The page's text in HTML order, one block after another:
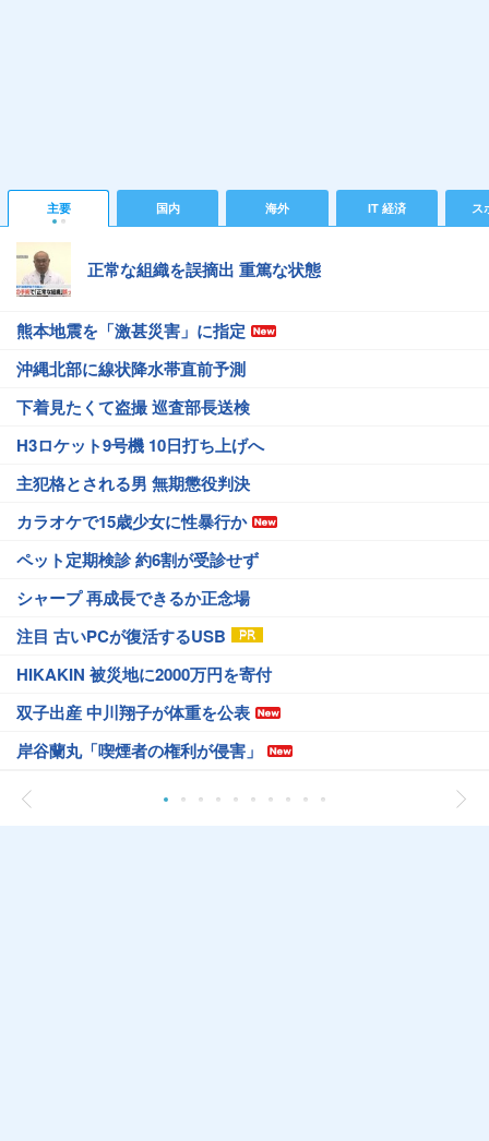
主要 国内 海外 IT 経済 ス
正常な組織を誤摘出 重篤な状態
熊本地震を「激甚災害」に指定
沖縄北部に線状降水帯直前予測
下着見たくて盗撮 巡査部長送検
H3ロケット9号機 10日打ち上げへ
主犯格とされる男 無期懲役判決
カラオケで15歳少女に性暴行か
ペット定期検診 約6割が受診せず
シャープ 再成長できるか正念場
注目 古いPCが復活するUSB
HIKAKIN 被災地に2000万円を寄付
双子出産 中川翔子が体重を公表
岸谷蘭丸「喫煙者の権利が侵害」